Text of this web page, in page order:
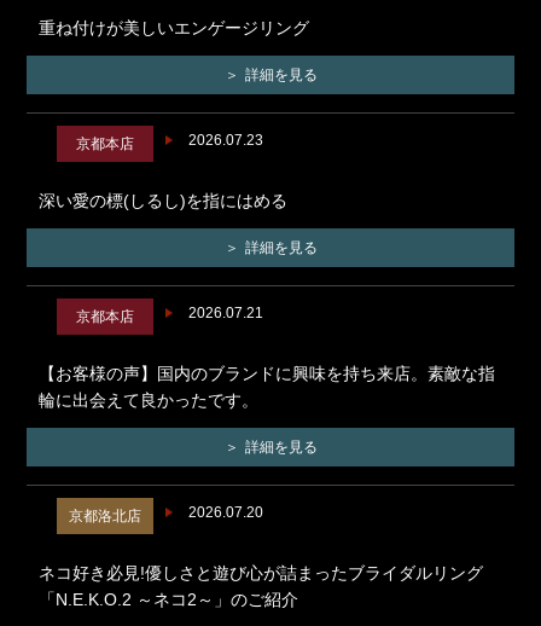
重ね付けが美しいエンゲージリング
詳細を見る
2026.07.23
京都本店
深い愛の標(しるし)を指にはめる
詳細を見る
2026.07.21
京都本店
【お客様の声】国内のブランドに興味を持ち来店。素敵な指
輪に出会えて良かったです。
詳細を見る
2026.07.20
京都洛北店
ネコ好き必見!優しさと遊び心が詰まったブライダルリング
「N.E.K.O.2 ～ネコ2～」のご紹介